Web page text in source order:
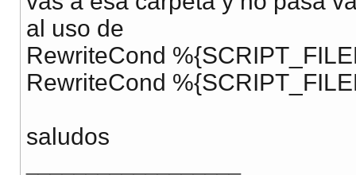
al uso de
RewriteCond
RewriteCond
saludos